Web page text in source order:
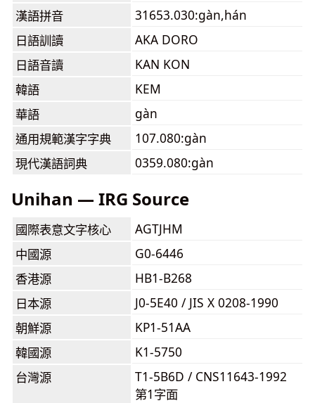
漢語拼音
31653.030:gàn,hán
日語訓讀
AKA DORO
日語音讀
KAN KON
韓語
KEM
華語
gàn
通用規範漢字字典
107.080:gàn
現代漢語詞典
0359.080:gàn
Unihan — IRG Source
國際表意文字核心
AGTJHM
中國源
G0-6446
香港源
HB1-B268
日本源
J0-5E40 / JIS X 0208-1990
朝鮮源
KP1-51AA
韓國源
K1-5750
台灣源
T1-5B6D / CNS11643-1992
第1字面